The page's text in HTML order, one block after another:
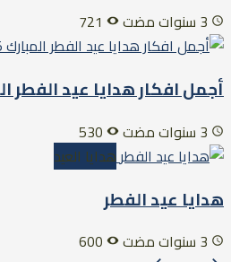
أجمل افكار هدايا عيد الفطر
هدايا العيد
هدايا عيد الفطر